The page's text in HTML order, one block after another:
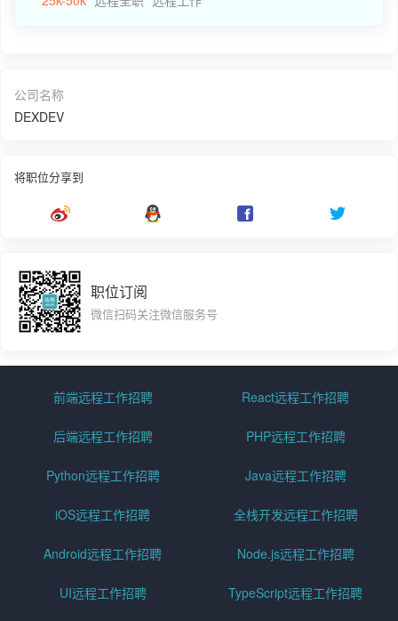
公司名称
DEXDEV
将职位分享到
职位订阅
微信扫码关注微信服务号
前端远程工作招聘 React远程工作招聘
后端远程工作招聘 PHP远程工作招聘
Python远程工作招聘 Java远程工作招聘
iOS远程工作招聘 全栈开发远程工作招聘
Android远程工作招聘 Node.js远程工作招聘
UI远程工作招聘 TypeScript远程工作招聘